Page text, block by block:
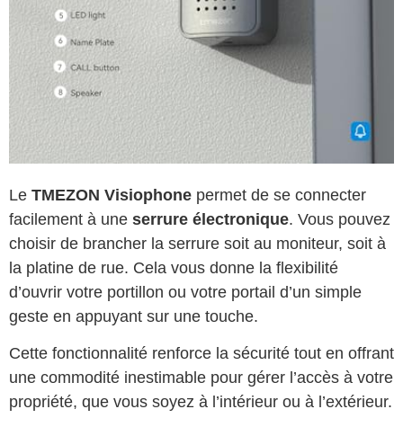
Le TMEZON Visiophone permet de se connecter
facilement à une serrure électronique. Vous pouvez
choisir de brancher la serrure soit au moniteur, soit à
la platine de rue. Cela vous donne la flexibilité
d’ouvrir votre portillon ou votre portail d’un simple
geste en appuyant sur une touche.
Cette fonctionnalité renforce la sécurité tout en offrant
une commodité inestimable pour gérer l’accès à votre
propriété, que vous soyez à l’intérieur ou à l’extérieur.